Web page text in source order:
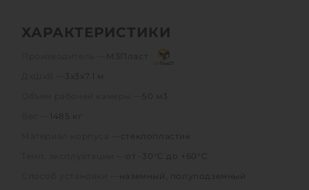
ХАРАКТЕРИСТИКИ
М3Пласт
3х3х7.1 м
50 м3
1485 кг
стеклопластик
от -30°C до +60°C
наземный, полуподземный